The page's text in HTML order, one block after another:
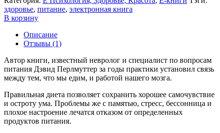
здоровье, питание, электронная книга
В корзину
Описание
Отзывы (1)
Автор книги, известный невролог и специалист по вопросам
питания Дэвид Перлмуттер за годы практики установил связь
между тем, что мы едим, и работой нашего мозга.
Правильная диета позволяет сохранить хорошее самочувствие
и остроту ума. Проблемы же с памятью, стресс, бессонница и
плохое настроение лечатся отказом от определенных
продуктов питания.